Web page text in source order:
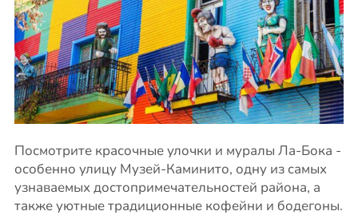
Посмотрите красочные улочки и муралы Ла-Бока -
особенно улицу Музей-Каминито, одну из самых
узнаваемых достопримечательностей района, а
также уютные традиционные кофейни и бодегоны.